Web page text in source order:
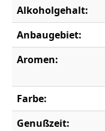
Alkoholgehalt:
Anbaugebiet:
Aromen:
Farbe:
Genußzeit: